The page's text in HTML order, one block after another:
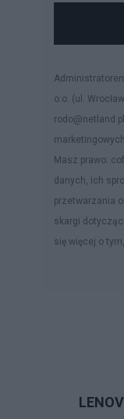
o.o. (ul.
Masz prawo:
danych, ich
przetwarzania
skargi
się więcej o